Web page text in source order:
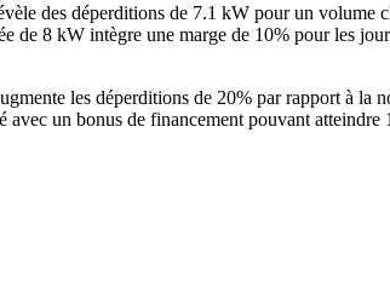
des déperditions de 7.1 kW pour un
8 kW intègre une marge de 10% pour les
les déperditions de 20% par rapport à la
un bonus de financement pouvant